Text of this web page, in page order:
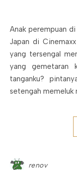
Anak perempuan di kursi 13 konser Agust D Live Viewing in
Japan di
yang tersengal
yang gemetaran
tanganku?
setengah memeluk
renov